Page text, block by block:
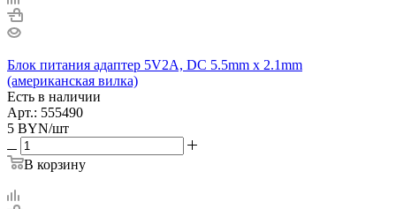
Блок питания адаптер 5V2A, DC 5.5mm x 2.1mm
(американская вилка)
Есть в наличии
Арт.: 555490
5 BYN/шт
В корзину